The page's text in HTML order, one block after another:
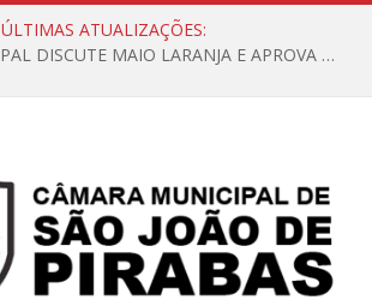
ÚLTIMAS ATUALIZAÇÕES:
CÂMARA MUNICIPAL DISCUTE MAIO LARANJA E APROVA REQUERIMENTO SOBRE SINALIZAÇÃO URBANA